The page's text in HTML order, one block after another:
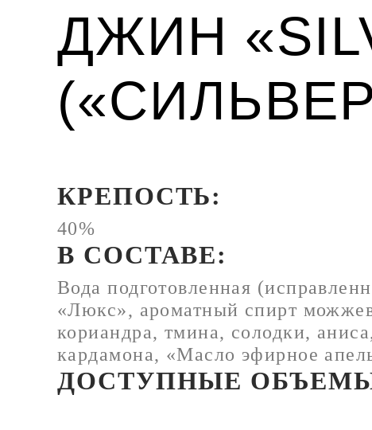
ДЖИН
КРЕПОСТЬ:
40%
В СОСТАВЕ:
Вода подготовленная
«Люкс», ароматный спирт
кориандра, тмина, солодки, аниса,
кардамона, «Масло эфирное
ДОСТУПНЫЕ